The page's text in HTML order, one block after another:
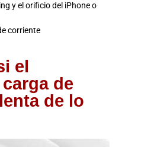
y el orificio del iPhone o
corriente
el
de
de lo